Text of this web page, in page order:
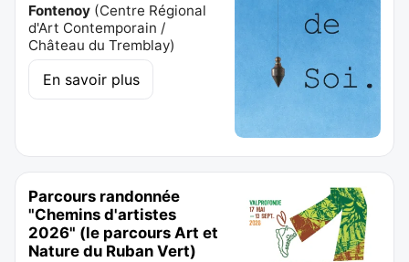
Fontenoy (Centre Régional
d'Art Contemporain /
Château du Tremblay)
En savoir plus
Parcours randonnée
"Chemins d'artistes
2026" (le parcours Art et
Nature du Ruban Vert)